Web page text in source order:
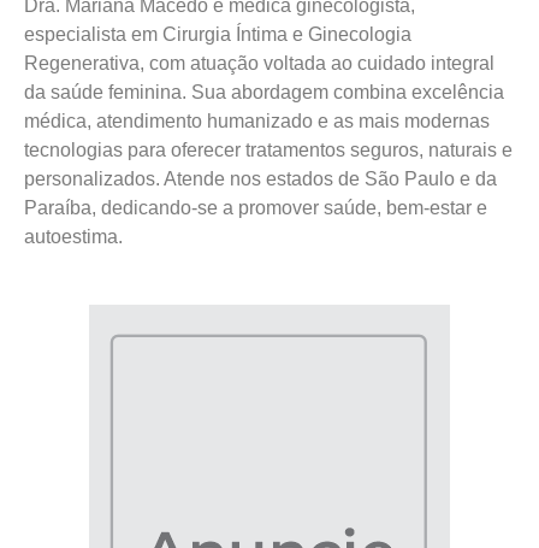
Dra. Mariana Macedo é médica ginecologista,
especialista em Cirurgia Íntima e Ginecologia
Regenerativa, com atuação voltada ao cuidado integral
da saúde feminina. Sua abordagem combina excelência
médica, atendimento humanizado e as mais modernas
tecnologias para oferecer tratamentos seguros, naturais e
personalizados. Atende nos estados de São Paulo e da
Paraíba, dedicando-se a promover saúde, bem-estar e
autoestima.